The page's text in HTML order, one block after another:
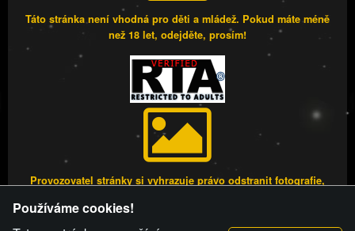
Táto stránka není vhodná pro děti a mládež. Pokud máte méně
než 18 let, odejděte, prosím!
Provozovatel stránky si vyhrazuje právo odstranit fotografie,
stránky týče, ani osoba, která umístila fotografii nebo video na
stránku, nemůže z důvodu odstranění fotografie, videa nebo
Používáme cookies!